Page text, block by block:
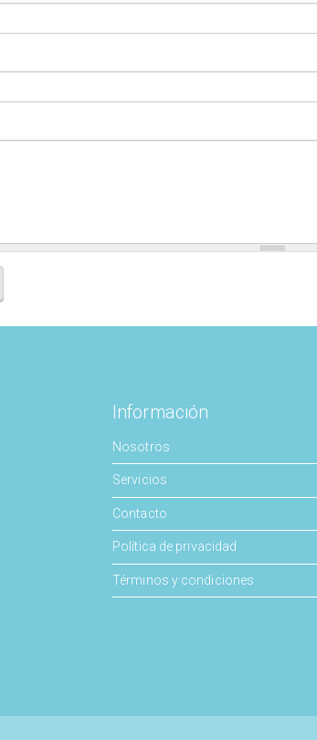
Información
Nosotros
Servicios
Contacto
Política de privacidad
Términos y condiciones